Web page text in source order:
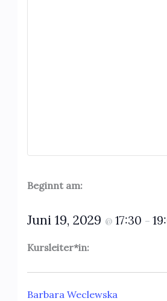
Beginnt am:
Juni 19, 2029 @ 17:30 –
Kursleiter*in:
Barbara Weclewska